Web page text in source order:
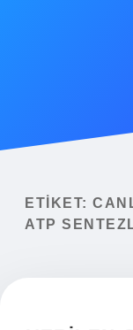
Yasal Uyarı
ETIKET:
ATP